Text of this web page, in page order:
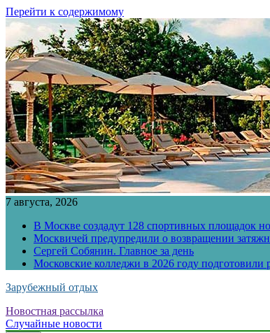
Перейти к содержимому
7 августа, 2026
В Москве создадут 128 спортивных площадок
Москвичей предупредили о возвращении
Сергей Собянин. Главное за день
Московские колледжи в 2026 году подготовили
Зарубежный отдых
Новостная рассылка
Случайные новости